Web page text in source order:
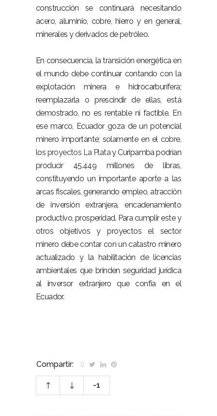
construcción se continuará necesitando
acero, aluminio, cobre, hierro y en general,
minerales y derivados de petróleo.
En consecuencia, la transición energética en
el mundo debe continuar contando con la
explotación minera e hidrocarburífera;
reemplazarla o prescindir de ellas, está
demostrado, no es rentable ni factible. En
ese marco, Ecuador goza de un potencial
minero importante; solamente en el cobre,
los proyectos La Platay Curipamba podrían
producir 45.449 millones de libras,
constituyendo un importante aporte a las
arcas fiscales, generando empleo, atracción
de inversión extranjera, encadenamiento
productivo, prosperidad. Para cumplir este y
otros objetivos y proyectos el sector
minero debe contar con un catastro minero
actualizado y la habilitación de licencias
ambientales que brinden seguridad jurídica
al inversor extranjero que confía en el
Ecuador.
Compartir:
-1